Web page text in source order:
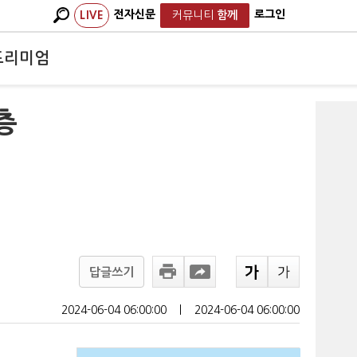
LIVE 전자신문 커뮤니티 함께 로그인
리미엄
답글쓰기
2024-06-04 06:00:00 2024-06-04 06:00:00